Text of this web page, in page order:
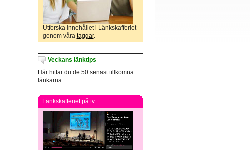
Utforska innehållet i Länkskafferiet
genom våra taggar.
Veckans länktips
Här hittar du de 50 senast tillkomna
länkarna
Länkskafferiet på tv